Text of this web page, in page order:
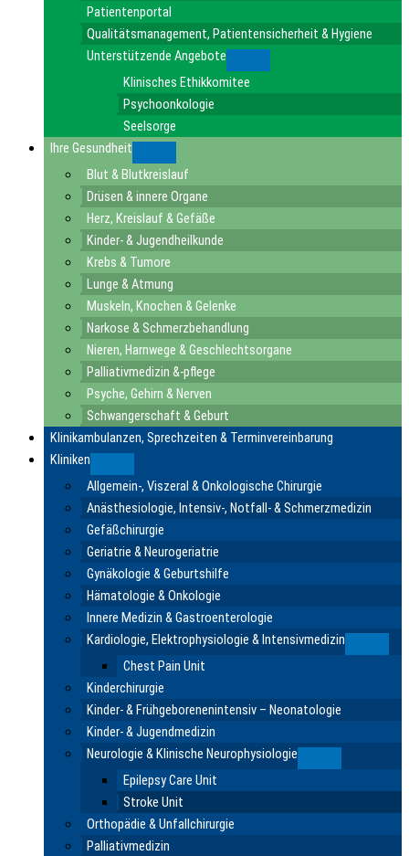
Patientenportal
Qualitätsmanagement, Patientensicherheit & Hygiene
Unterstützende Angebote
Klinisches Ethikkomitee
Psychoonkologie
Seelsorge
Ihre Gesundheit
Blut & Blutkreislauf
Drüsen & innere Organe
Herz, Kreislauf & Gefäße
Kinder- & Jugendheilkunde
Krebs & Tumore
Lunge & Atmung
Muskeln, Knochen & Gelenke
Narkose & Schmerzbehandlung
Nieren, Harnwege & Geschlechtsorgane
Palliativmedizin &-pflege
Psyche, Gehirn & Nerven
Schwangerschaft & Geburt
Klinikambulanzen, Sprechzeiten & Terminvereinbarung
Kliniken
Allgemein-, Viszeral & Onkologische Chirurgie
Anästhesiologie, Intensiv-, Notfall- & Schmerzmedizin
Gefäßchirurgie
Geriatrie & Neurogeriatrie
Gynäkologie & Geburtshilfe
Hämatologie & Onkologie
Innere Medizin & Gastroenterologie
Kardiologie, Elektrophysiologie & Intensivmedizin
Chest Pain Unit
Kinderchirurgie
Kinder- & Frühgeborenenintensiv – Neonatologie
Kinder- & Jugendmedizin
Neurologie & Klinische Neurophysiologie
Epilepsy Care Unit
Stroke Unit
Orthopädie & Unfallchirurgie
Palliativmedizin